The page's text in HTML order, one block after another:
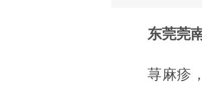
东莞莞
荨麻疹